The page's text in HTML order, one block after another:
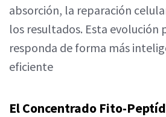
absorción, la reparación
los resultados. Esta evolución
responda de forma más
eficiente
El Concentrado Fito-